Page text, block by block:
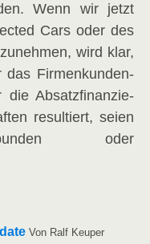
Wenn wir jetzt
Cars oder des
wird klar,
das Fir­men­kun­den­
die Absatz­fi­nan­zie­
resul­tiert, sei­en
oder
Von Ralf Keu­per